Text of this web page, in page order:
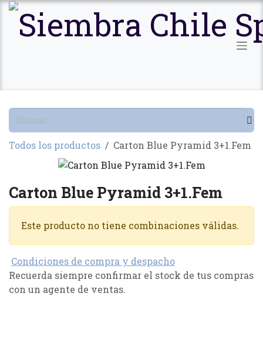
Ir al contenido
Todos los productos Carton Blue Pyramid 3+1.Fem
Carton Blue Pyramid 3+1.Fem
Este producto no tiene combinaciones válidas.
Condiciones de compra y despacho
Recuerda siempre confirmar el stock de tus compras
con un agente de ventas.